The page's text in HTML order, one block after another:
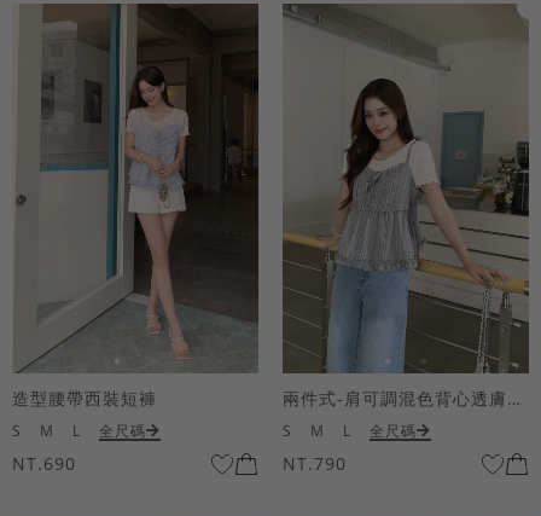
造型腰帶西裝短褲
S M L 全尺碼
NT.690
兩件式-肩可調混色背心透膚上衣套組
S M L 全尺碼
NT.790